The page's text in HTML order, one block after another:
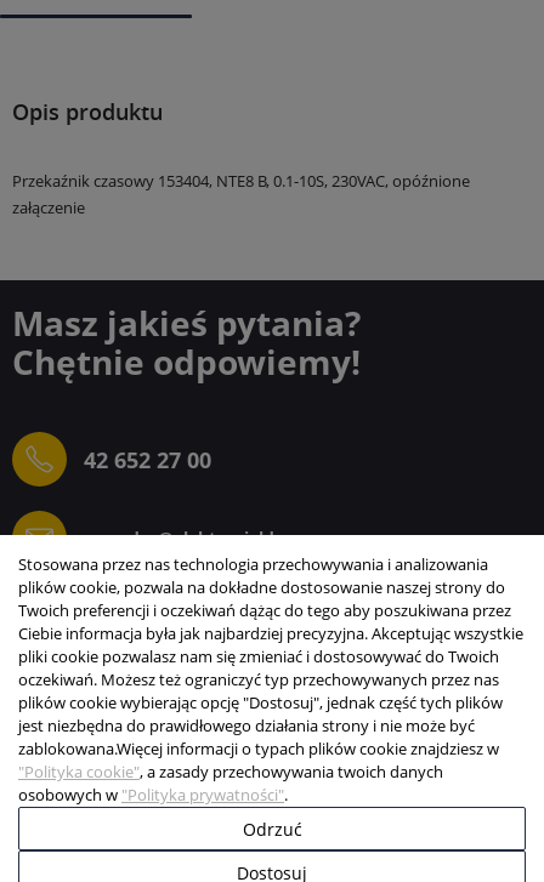
Opis produktu
Przekaźnik czasowy 153404, NTE8 B, 0.1-10S, 230VAC, opóźnione
załączenie
Masz jakieś pytania?
Chętnie odpowiemy!
42 652 27 00
sprzedaz@elektrogielda.com
ELEKTROGIEŁDA SZ.ŻACZKIEWICZ; M.KARLIŃSKI
SP.J.
INFORMACJE
STREFA KLIENTA
Stosowana przez nas technologia przechowywania i analizowania
plików cookie, pozwala na dokładne dostosowanie naszej strony do
Twoich preferencji i oczekiwań dążąc do tego aby poszukiwana przez
Ciebie informacja była jak najbardziej precyzyjna. Akceptując wszystkie
pliki cookie pozwalasz nam się zmieniać i dostosowywać do Twoich
oczekiwań. Możesz też ograniczyć typ przechowywanych przez nas
plików cookie wybierając opcję "Dostosuj", jednak część tych plików
jest niezbędna do prawidłowego działania strony i nie może być
zablokowana.Więcej informacji o typach plików cookie znajdziesz w
"Polityka cookie", a zasady przechowywania twoich danych
osobowych w "Polityka prywatności".
Odrzuć
Dostosuj
Copyright © 2003-2026 Elektrogiełda s.j.
Projekt i realizacja:BigCom